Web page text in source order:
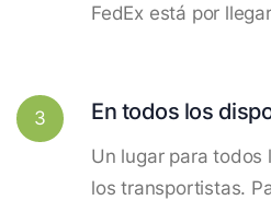
FedEx está por
3 En todos los
Un lugar para todos
los transportistas.